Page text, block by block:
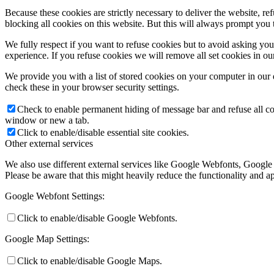
Because these cookies are strictly necessary to deliver the website,
blocking all cookies on this website. But this will always prompt you
We fully respect if you want to refuse cookies but to avoid asking
experience. If you refuse cookies we will remove all set cookies in
We provide you with a list of stored cookies on your computer in
check these in your browser security settings.
Check to enable permanent hiding of message bar and refuse
window or new a tab.
Click to enable/disable essential site cookies.
Other external services
We also use different external services like Google Webfonts,
Please be aware that this might heavily reduce the functionality and
Google Webfont Settings:
Click to enable/disable Google Webfonts.
Google Map Settings:
Click to enable/disable Google Maps.